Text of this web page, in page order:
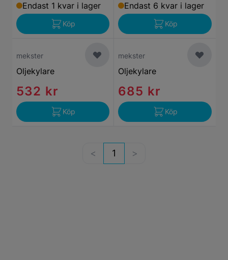
Endast 1 kvar i lager
Köp
Endast 6 kvar i lager
Köp
mekster
Oljekylare
532 kr
Köp
mekster
Oljekylare
685 kr
Köp
1